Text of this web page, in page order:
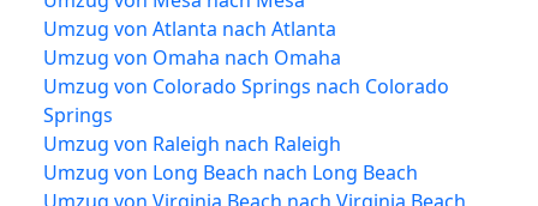
Umzug von Atlanta nach Atlanta
Umzug von Omaha nach Omaha
Umzug von Colorado Springs nach Colorado
Springs
Umzug von Raleigh nach Raleigh
Umzug von Long Beach nach Long Beach